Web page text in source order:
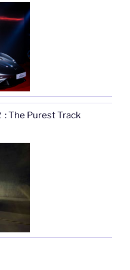
: The Purest Track